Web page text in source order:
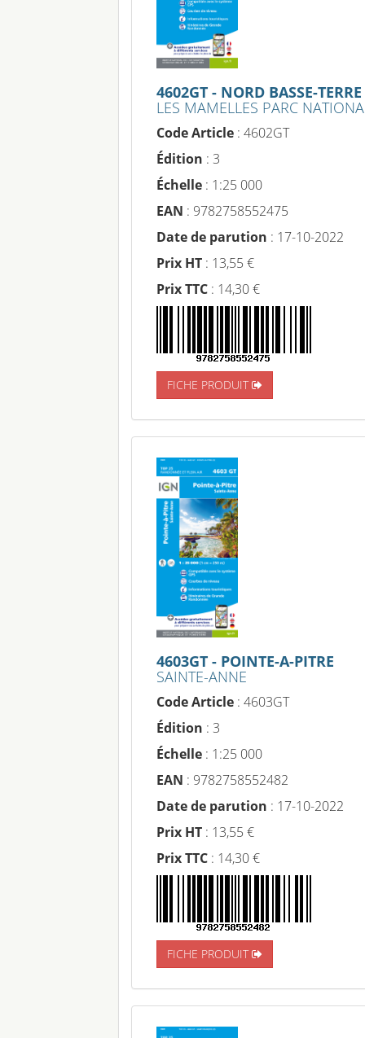
4602GT - NORD BASSE-TERRE
LES MAMELLES PARC
Code Article : 4602GT
Édition : 3
Échelle : 1:25 000
EAN : 9782758552475
Date de parution : 17-10-2022
Prix HT : 13,55 €
Prix TTC : 14,30 €
FICHE PRODUIT
4603GT - POINTE-A-PITRE
SAINTE-ANNE
Code Article : 4603GT
Édition : 3
Échelle : 1:25 000
EAN : 9782758552482
Date de parution : 17-10-2022
Prix HT : 13,55 €
Prix TTC : 14,30 €
FICHE PRODUIT